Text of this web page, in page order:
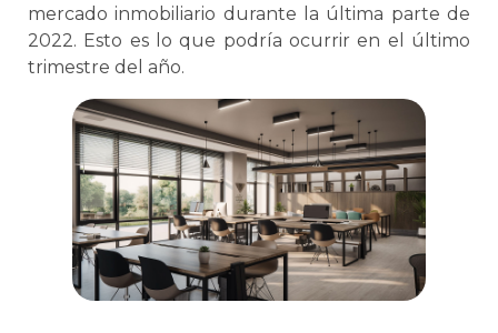
mercado inmobiliario durante la última parte de
2022. Esto es lo que podría ocurrir en el último
trimestre del año.